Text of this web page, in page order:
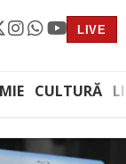
LIVE
CULTURĂ